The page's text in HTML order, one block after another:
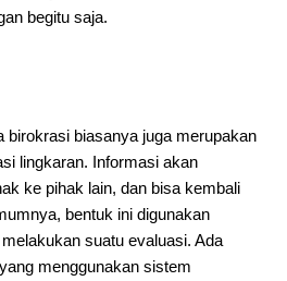
begitu saja.
birokrasi biasanya juga merupakan
lingkaran. Informasi akan
ke pihak lain, dan bisa kembali
bentuk ini digunakan
suatu evaluasi. Ada
menggunakan sistem